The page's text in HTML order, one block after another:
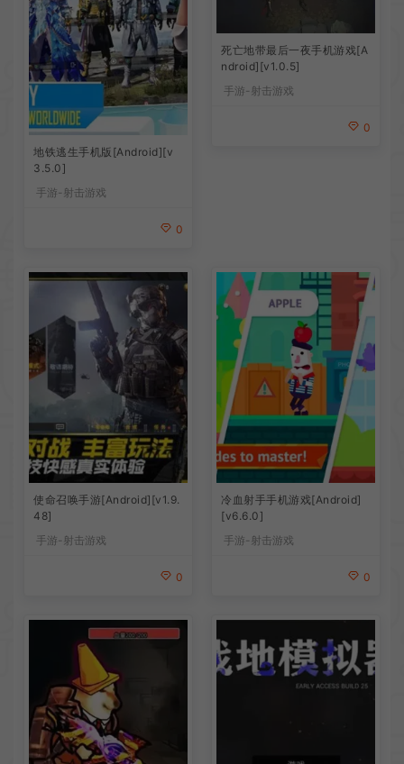
地铁逃生手机版[Android][v
3.5.0]
手游-射击游戏
0
死亡地带最后一夜手机游戏[A
ndroid][v1.0.5]
手游-射击游戏
0
使命召唤手游[Android][v1.9.
48]
手游-射击游戏
0
冷血射手手机游戏[Android]
[v6.6.0]
手游-射击游戏
0